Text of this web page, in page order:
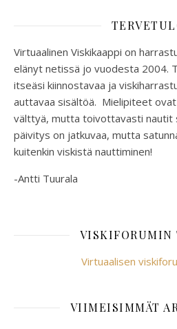
Virtuaalinen Viskikaappi on
elänyt netissä jo vuodesta 2004.
itseäsi kiinnostavaa ja
auttavaa sisältöä. Mielipiteet
välttyä, mutta toivottavasti nautit
päivitys on jatkuvaa, mutta
kuitenkin viskistä nauttiminen!
-Antti Tuurala
VISKIFORUMIN
Virtuaalisen
VIIMEISIMMÄT